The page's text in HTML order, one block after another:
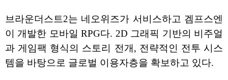
브라운더스트2는 네오위즈가 서비스하고 겜프스엔
이 개발한 모바일 RPG다. 2D 그래픽 기반의 비주얼
과 게임팩 형식의 스토리 전개, 전략적인 전투 시스
템을 바탕으로 글로벌 이용자층을 확보하고 있다.